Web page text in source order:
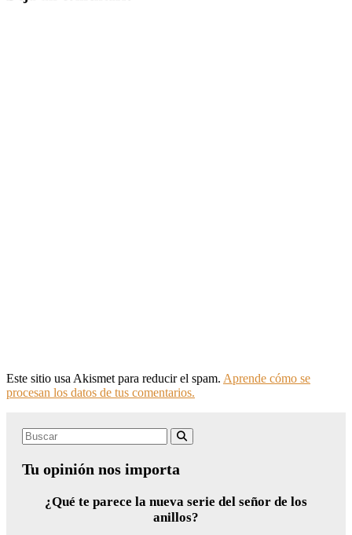
Este sitio usa Akismet para reducir el spam. Aprende cómo se
procesan los datos de tus comentarios.
Search
Tu opinión nos importa
¿Qué te parece la nueva serie del señor de los
anillos?